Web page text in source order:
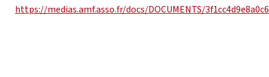
https://medias.amf.asso.fr/docs/DOCUMENTS/